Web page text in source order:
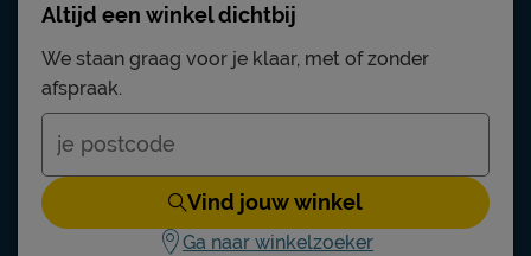
Altijd een winkel dichtbij
We staan graag voor je klaar, met of zonder
afspraak.
Vind jouw winkel
Ga naar winkelzoeker